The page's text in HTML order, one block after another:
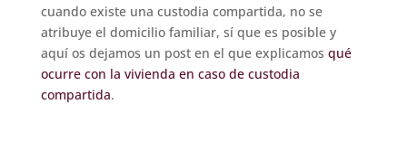
cuando existe una custodia compartida, no se
atribuye el domicilio familiar, sí que es posible y
aquí os dejamos un post en el que explicamos qué
ocurre con la vivienda en caso de custodia
compartida.